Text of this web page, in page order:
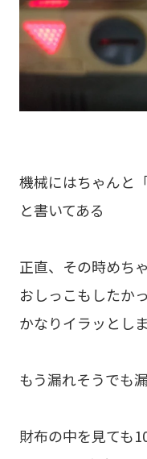
機械にはちゃんと
と書いてある
正直、その時めち
おしっこもしたか
かなりイラッとし
もう漏れそうでも
財布の中を見ても